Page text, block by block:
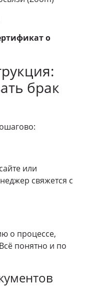
о
брак
или
свяжется с
о процессе,
понятно и по